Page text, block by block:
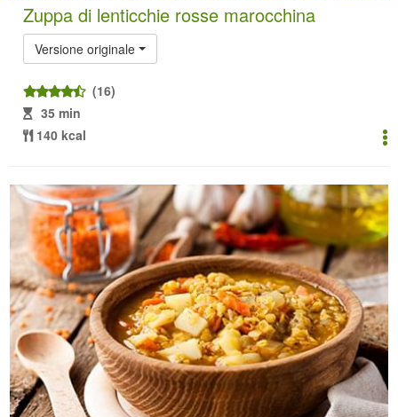
Zuppa di lenticchie rosse marocchina
Versione originale
(16)
35 min
140 kcal